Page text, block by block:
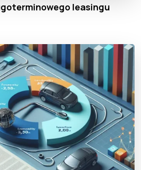
leasingu